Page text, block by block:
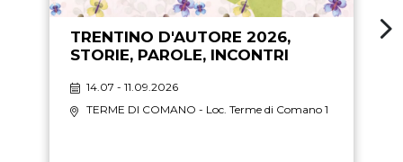
TRENTINO D'AUTORE 2026,
STORIE, PAROLE, INCONTRI
14.07 - 11.09.2026
TERME DI COMANO - Loc. Terme di Comano 1